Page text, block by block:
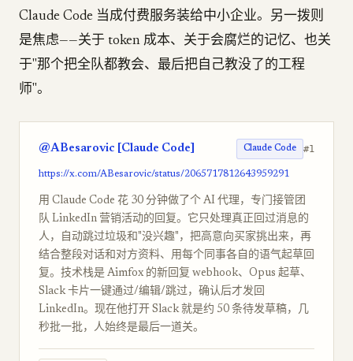
Claude Code 当成付费服务装给中小企业。另一拨则
是焦虑——关于 token 成本、关于会腐烂的记忆、也关
于"那个把全队都教会、最后把自己教没了的工程
师"。
@ABesarovic [Claude Code] Claude Code #1
https://x.com/ABesarovic/status/2065717812643959291
用 Claude Code 花 30 分钟做了个 AI 代理，专门接管团
队 LinkedIn 营销活动的回复。它只处理真正回过消息的
人，自动跳过垃圾和"没兴趣"，把高意向买家挑出来，再
结合整段对话和对方资料、用每个同事各自的语气起草回
复。技术栈是 Aimfox 的新回复 webhook、Opus 起草、
Slack 卡片一键通过/编辑/跳过，确认后才发回
LinkedIn。现在他打开 Slack 就是约 50 条待发草稿，几
秒批一批，人始终是最后一道关。